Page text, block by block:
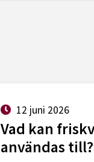
12 juni 2026
Vad kan
användas till?